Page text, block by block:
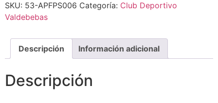
SKU: 53-APFPS006 Categoría: Club Deportivo
Valdebebas
Descripción Información adicional
Descripción